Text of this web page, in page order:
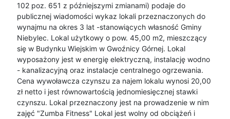
102 poz. 651 z późniejszymi zmianami) podaje do
publicznej wiadomości wykaz lokali przeznaczonych do
wynajmu na okres 3 lat -stanowiących własność Gminy
Niebylec. Lokal użytkowy o pow. 45,00 m2, mieszczący
się w Budynku Wiejskim w Gwoźnicy Górnej. Lokal
wyposażony jest w energię elektryczną, instalację wodno
- kanalizacyjną oraz instalacje centralnego ogrzewania.
Cena wywoławcza czynszu za najem lokalu wynosi 20,00
zł netto i jest równowartością jednomiesięcznej stawki
czynszu. Lokal przeznaczony jest na prowadzenie w nim
zajęć "Zumba Fitness" Lokal jest wolny od obciążeń i